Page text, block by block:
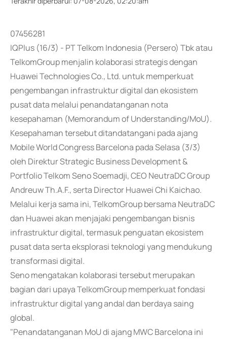
07456281
IQPlus (16/3) - PT Telkom Indonesia (Persero) Tbk atau
TelkomGroup menjalin kolaborasi strategis dengan
Huawei Technologies Co., Ltd. untuk memperkuat
pengembangan infrastruktur digital dan ekosistem
pusat data melalui penandatanganan nota
kesepahaman (Memorandum of Understanding/MoU).
Kesepahaman tersebut ditandatangani pada ajang
Mobile World Congress Barcelona pada Selasa (3/3)
oleh Direktur Strategic Business Development &
Portfolio Telkom Seno Soemadji, CEO NeutraDC Group
Andreuw Th.A.F., serta Director Huawei Chi Kaichao.
Melalui kerja sama ini, TelkomGroup bersama NeutraDC
dan Huawei akan menjajaki pengembangan bisnis
infrastruktur digital, termasuk penguatan ekosistem
pusat data serta eksplorasi teknologi yang mendukung
transformasi digital.
Seno mengatakan kolaborasi tersebut merupakan
bagian dari upaya TelkomGroup memperkuat fondasi
infrastruktur digital yang andal dan berdaya saing
global.
"Penandatanganan MoU di ajang MWC Barcelona ini